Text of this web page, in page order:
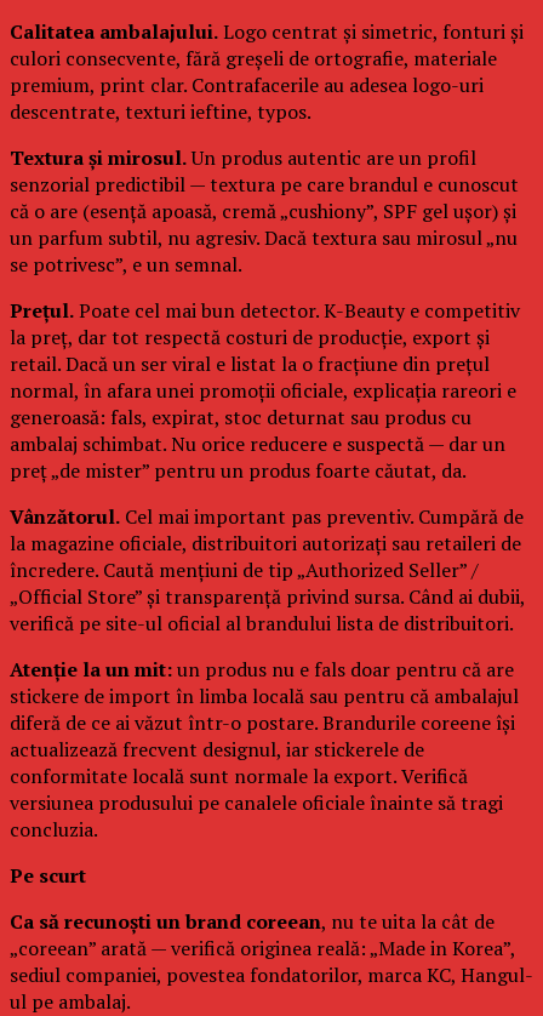
Calitatea ambalajului.Logo centrat și simetric, fonturi și
culori consecvente, fără greșeli de ortografie, materiale
premium, print clar. Contrafacerile au adesea logo-uri
descentrate, texturi ieftine, typos.
Textura și mirosul.Un produs autentic are un profil
senzorial predictibil — textura pe care brandul e cunoscut
că o are (esență apoasă, cremă „cushiony”, SPF gel ușor) și
un parfum subtil, nu agresiv. Dacă textura sau mirosul „nu
se potrivesc”, e un semnal.
Prețul.Poate cel mai bun detector. K-Beauty e competitiv
la preț, dar tot respectă costuri de producție, export și
retail. Dacă un ser viral e listat la o fracțiune din prețul
normal, în afara unei promoții oficiale, explicația rareori e
generoasă: fals, expirat, stoc deturnat sau produs cu
ambalaj schimbat. Nu orice reducere e suspectă — dar un
preț „de mister” pentru un produs foarte căutat, da.
Vânzătorul. Cel mai important pas preventiv. Cumpără de
la magazine oficiale, distribuitori autorizați sau retaileri de
încredere. Caută mențiuni de tip „Authorized Seller” /
„Official Store” și transparență privind sursa. Când ai dubii,
verifică pe site-ul oficial al brandului lista de distribuitori.
Atenție la un mit:un produs nu e fals doar pentru că are
stickere de import în limba locală sau pentru că ambalajul
diferă de ce ai văzut într-o postare. Brandurile coreene își
actualizează frecvent designul, iar stickerele de
conformitate locală sunt normale la export. Verifică
versiunea produsului pe canalele oficiale înainte să tragi
concluzia.
Pe scurt
Ca să recunoști un brand coreean, nu te uita la cât de
„coreean” arată — verifică originea reală: „Made in Korea”,
sediul companiei, povestea fondatorilor, marca KC, Hangul-
ul pe ambalaj.